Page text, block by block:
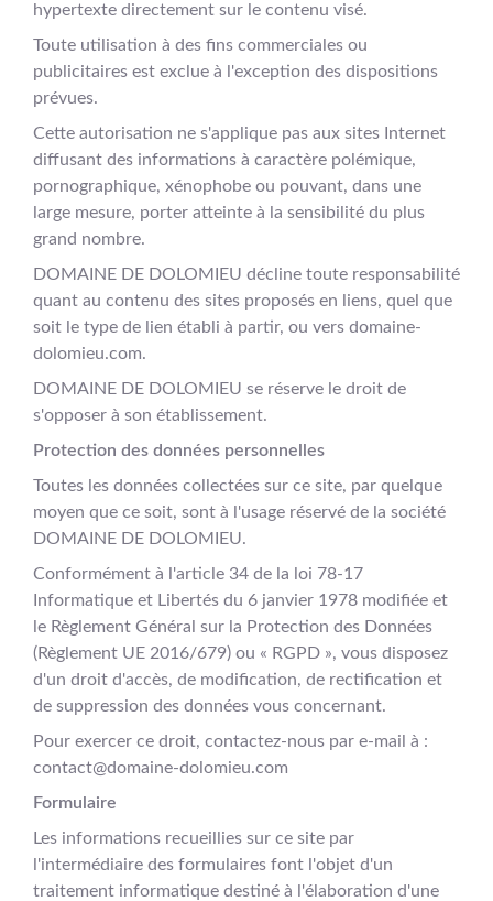
hypertexte directement sur le contenu visé.
Toute utilisation à des fins commerciales ou
publicitaires est exclue à l'exception des dispositions
prévues.
Cette autorisation ne s'applique pas aux sites Internet
diffusant des informations à caractère polémique,
pornographique, xénophobe ou pouvant, dans une
large mesure, porter atteinte à la sensibilité du plus
grand nombre.
DOMAINE DE DOLOMIEU décline toute responsabilité
quant au contenu des sites proposés en liens, quel que
soit le type de lien établi à partir, ou vers domaine-
dolomieu.com.
DOMAINE DE DOLOMIEU se réserve le droit de
s'opposer à son établissement.
Protection des données personnelles
Toutes les données collectées sur ce site, par quelque
moyen que ce soit, sont à l'usage réservé de la société
DOMAINE DE DOLOMIEU.
Conformément à l'article 34 de la loi 78-17
Informatique et Libertés du 6 janvier 1978 modifiée et
le Règlement Général sur la Protection des Données
(Règlement UE 2016/679) ou « RGPD », vous disposez
d'un droit d'accès, de modification, de rectification et
de suppression des données vous concernant.
Pour exercer ce droit, contactez-nous par e-mail à :
contact@domaine-dolomieu.com
Formulaire
Les informations recueillies sur ce site par
l'intermédiaire des formulaires font l'objet d'un
traitement informatique destiné à l'élaboration d'une